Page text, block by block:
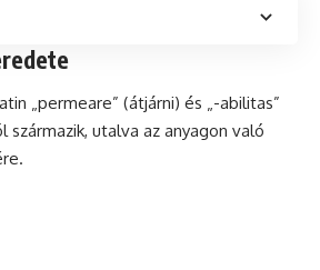
„permeare” (átjárni) és „-abilitas”
származik, utalva az anyagon való